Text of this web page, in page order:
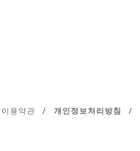
이용약관 / 개인정보처리방침 /